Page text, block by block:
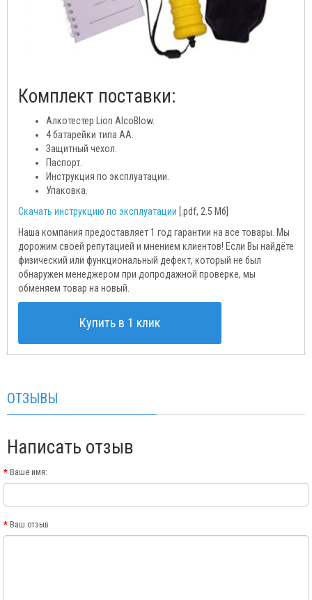
Комплект поставки:
Алкотестер Lion AlcoBlow.
4 батарейки типа АА.
Защитный чехол.
Паспорт.
Инструкция по эксплуатации.
Упаковка.
Скачать инструкцию по эксплуатации [.pdf, 2.5 Мб]
Наша компания предоставляет 1 год гарантии на все товары. Мы
дорожим своей репутацией и мнением клиентов! Если Вы найдёте
физический или функциональный дефект, который не был
обнаружен менеджером при допродажной проверке, мы
обменяем товар на новый.
Купить в 1 клик
ОТЗЫВЫ
Написать отзыв
Ваше имя:
Ваш отзыв